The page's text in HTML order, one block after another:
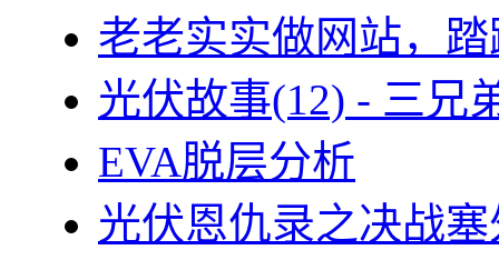
老老实实做网站，
光伏故事(12) - 三兄
EVA脱层分析
光伏恩仇录之决战